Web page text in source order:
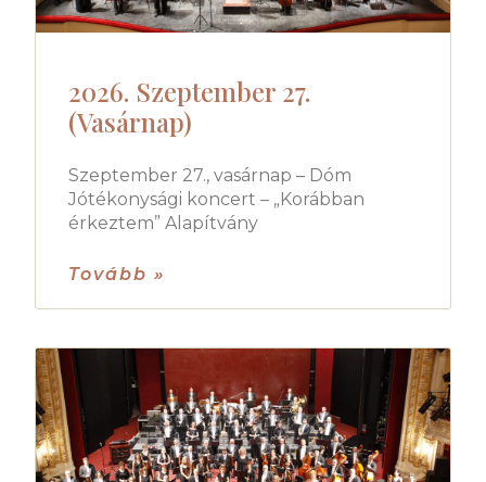
2026. Szeptember 27.
(Vasárnap)
Szeptember 27., vasárnap – Dóm
Jótékonysági koncert – „Korábban
érkeztem” Alapítvány
Tovább »